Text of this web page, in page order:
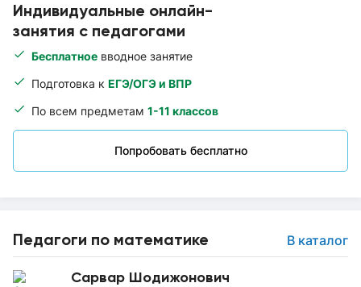
Индивидуальные онлайн-
занятия с педагогами
Бесплатное вводное занятие
Подготовка к ЕГЭ/ОГЭ и ВПР
По всем предметам 1-11 классов
Попробовать бесплатно
Педагоги по математике В каталог
Сарвар Шодижонович